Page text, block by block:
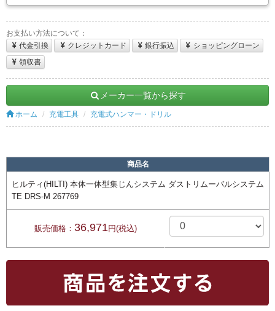
お支払い方法について：
代金引換
クレジットカード 銀行振込
ショッピングローン
領収書
メーカー一覧から探す
ホーム 充電工具 充電式ハンマー・ドリル
商品名
ヒルティ(HILTI) 本体一体型集じんシステム ダストリムーバルシステム
TE DRS-M 267769
販売価格： 36,971 円(税込)